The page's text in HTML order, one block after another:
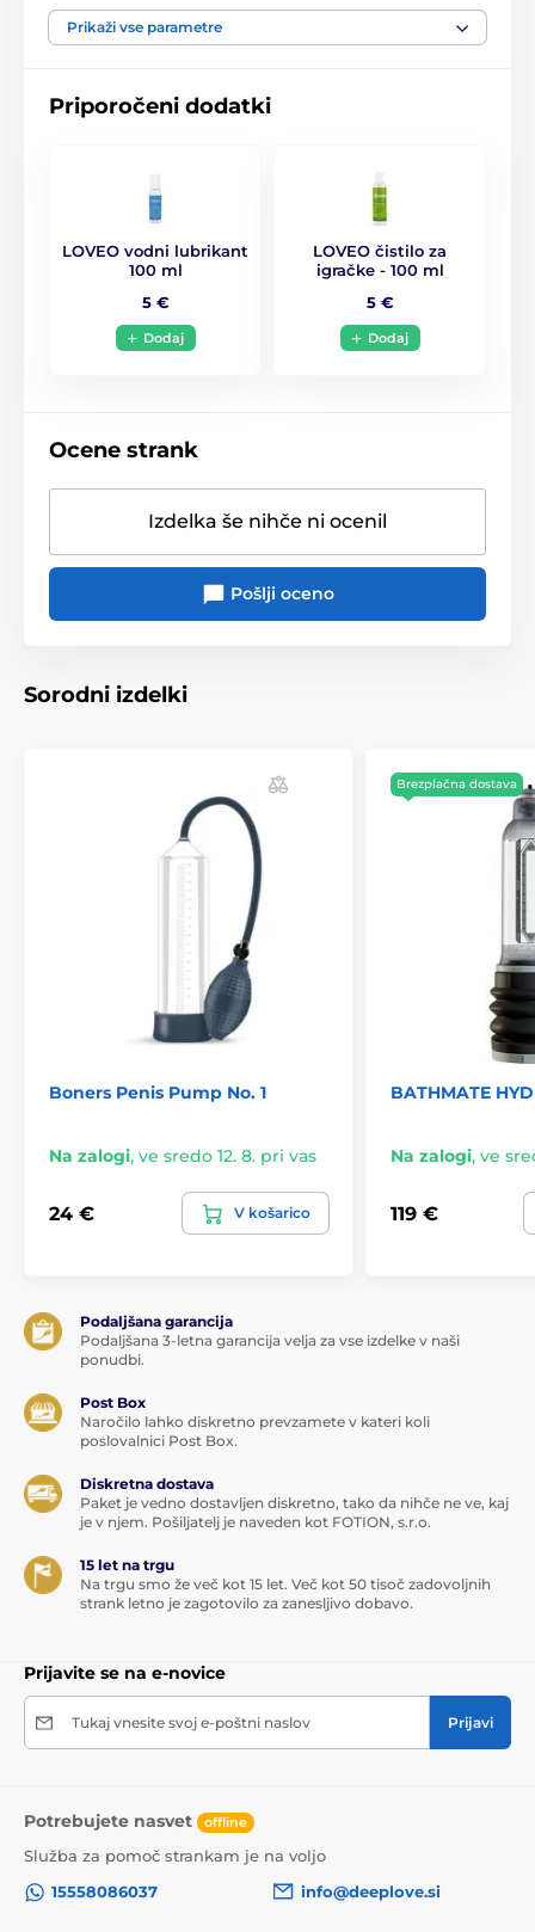
Prikaži vse parametre
Priporočeni dodatki
LOVEO vodni lubrikant
100 ml
5 €
Dodaj
LOVEO čistilo za
igračke - 100 ml
5 €
Dodaj
Ocene strank
Izdelka še nihče ni ocenil
Pošlji oceno
Sorodni izdelki
Boners Penis Pump No. 1
Na zalogi, ve sredo 12. 8. pri vas
24 € V košarico
Brezplačna dostava
BATHMATE
Na zalogi, ve
119 €
Podaljšana garancija
Podaljšana 3-letna garancija velja za vse izdelke v naši
ponudbi.
Post Box
Naročilo lahko diskretno prevzamete v kateri koli
poslovalnici Post Box.
Diskretna dostava
Paket je vedno dostavljen diskretno, tako da nihče ne ve, kaj
je v njem. Pošiljatelj je naveden kot FOTION, s.r.o.
15 let na trgu
Na trgu smo že več kot 15 let. Več kot 50 tisoč zadovoljnih
strank letno je zagotovilo za zanesljivo dobavo.
Prijavite se na e-novice
Tukaj vnesite svoj e-poštni naslov Prijavi
Potrebujete nasvet offline
Služba za pomoč strankam je na voljo
15558086037
info@deeplove.si